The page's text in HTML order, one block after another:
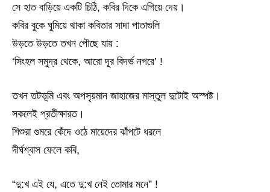
সে হাত বাড়িয়ে একটি চিঠি, কবির দিকে এগিয়ে দেয়।
কবির বুকে ঘুমিয়ে থাকা কবিতার সাদা পাতাগুলি
উড়তে উড়তে তখন পৌছে যায় :
‘সিংহল সমুদ্র থেকে, আরো দূর বিদর্ভ নগরে’ !
তখন তটভূমি এবং অপসৃয়মান জাহাজের মাস্তুল দুটোই অস্পষ্ট।
সকলেই প্রতীক্ষারত।
শিশুরা গুমরে কেঁদে ওঠে মায়েদের ঝাঁপটে ধরলে
দীর্ঘশ্বাস ফেলে কবি,
“দু:খ এই যে, এতে দু:খ নেই তোমার মনে” !